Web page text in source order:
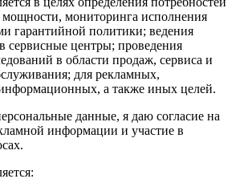
мощности, мониторинга исполнения
гарантийной политики; ведения
сервисные центры; проведения
в области продаж, сервиса и
для рекламных,
информационных, а также иных целей.
данные, я даю согласие на
информации и участие в